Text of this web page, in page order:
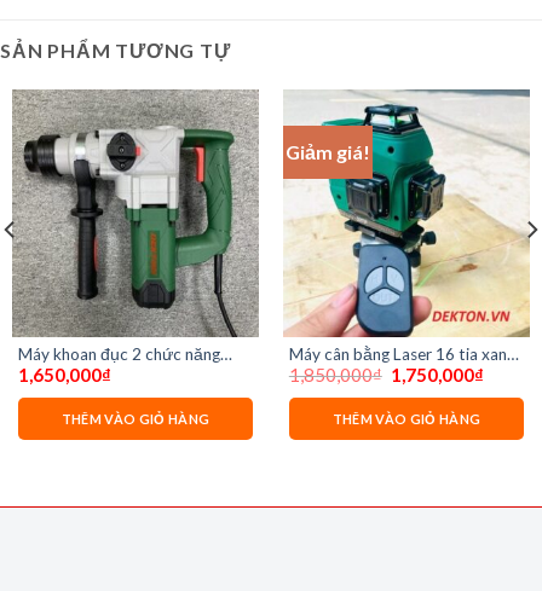
SẢN PHẨM TƯƠNG TỰ
Máy khoan đục 2 chức năng
DEKTON DK-RH3002
1,650,000₫
THÊM VÀO GIỎ HÀNG
Giảm giá!
Máy cân bằng Laser 16 tia xanh
Dekton LS1601
1,850,000₫ Giá
gốc
là:
1,850,000₫.
1,750,000₫
tại
THÊM VÀO GIỎ HÀNG